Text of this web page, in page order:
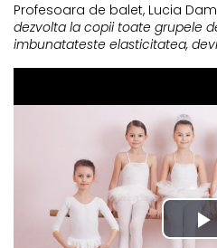
Profesoara de balet, Lucia
dezvolta la copii toate grupele
imbunatateste elasticitatea,